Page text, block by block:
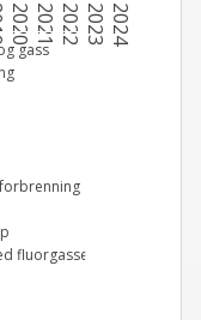
2020 2021 2022 2023 2024
gass
fluorgasser